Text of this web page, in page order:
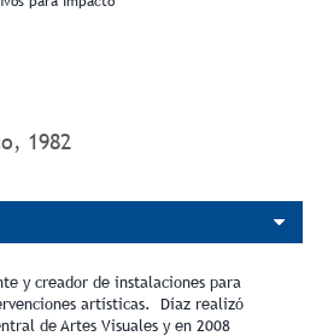
1982
y creador de instalaciones para
artísticas. Díaz realizó
de Artes Visuales y en 2008